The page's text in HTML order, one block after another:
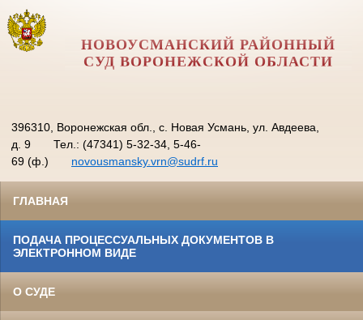
НОВОУСМАНСКИЙ РАЙОННЫЙ
СУД ВОРОНЕЖСКОЙ ОБЛАСТИ
396310, Воронежская обл., с. Новая Усмань, ул. Авдеева,
д. 9
Тел.: (47341) 5-32-34, 5-46-
69 (ф.)
novousmansky.vrn@sudrf.ru
ГЛАВНАЯ
ПОДАЧА ПРОЦЕССУАЛЬНЫХ ДОКУМЕНТОВ В
ЭЛЕКТРОННОМ ВИДЕ
О СУДЕ